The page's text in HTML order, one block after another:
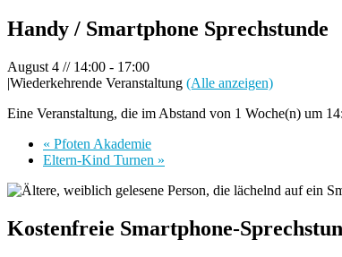
Handy / Smartphone Sprechstunde
August 4 // 14:00 - 17:00
|Wiederkehrende Veranstaltung (Alle anzeigen)
Eine Veranstaltung, die im Abstand von 1 Woche(n) um
« Pfoten Akademie
Eltern-Kind Turnen »
Kostenfreie Smartphone-